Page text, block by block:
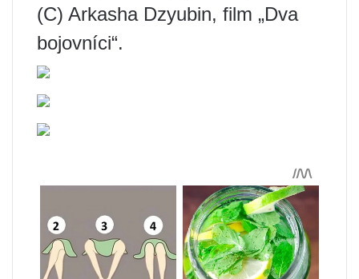
(C) Arkasha Dzyubin, film „Dva
bojovníci“.